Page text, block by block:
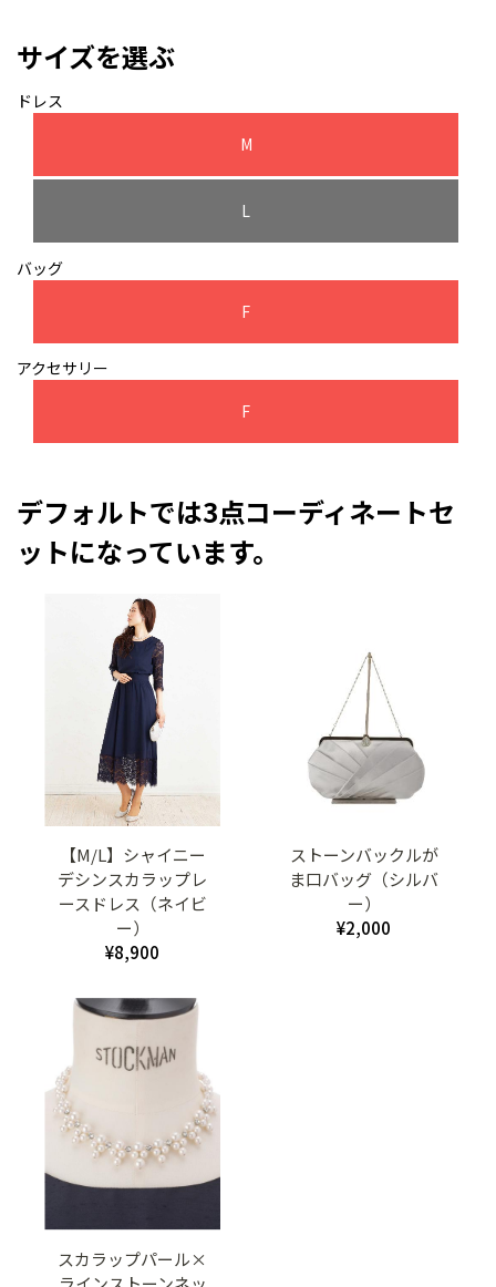
サイズを選ぶ
ドレス
M
L
バッグ
F
アクセサリー
F
デフォルトでは3点コーディネートセ
ットになっています。
【M/L】シャイニー
デシンスカラップレ
ースドレス（ネイビ
ー）
¥8,900
ストーンバックルが
ま口バッグ（シルバ
ー）
¥2,000
スカラップパール×